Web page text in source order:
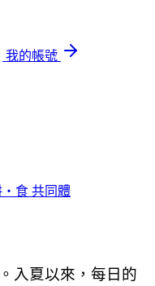
我的帳號
食 共同體
夏以來，每日的